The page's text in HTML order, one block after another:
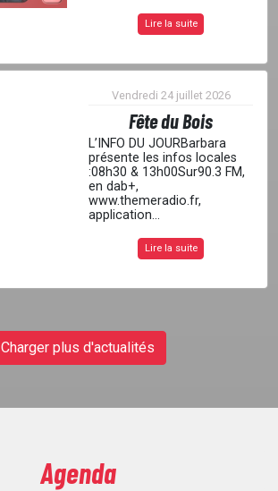
Lire la suite
Vendredi 24 juillet 2026
Fête du Bois
L’INFO DU JOURBarbara
présente les infos locales
:08h30 & 13h00Sur90.3 FM,
en dab+,
www.themeradio.fr,
application...
Lire la suite
Charger plus d'actualités
Agenda